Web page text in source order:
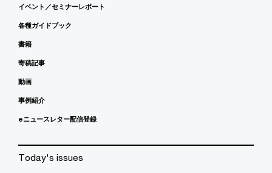
イベント／セミナーレポート
各種ガイドブック
書籍
寄稿記事
動画
事例紹介
eニュースレター配信登録
Today's issues